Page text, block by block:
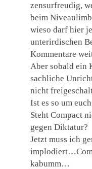
zensurfreudig,
beim
wieso darf hier
unterirdischen
Kommentare
Aber sobald ein
sachliche
nicht
Ist es so um
Steht Compact
gegen Diktatur?
Jetzt muss ich
kabumm…